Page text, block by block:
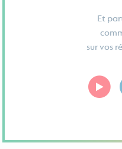
Et
sur vos